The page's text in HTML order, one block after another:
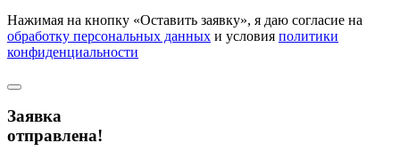
Нажимая на кнопку «Оставить заявку», я даю согласие на
обработку персональных данных и условия политики
конфиденциальности
Заявка
отправлена!